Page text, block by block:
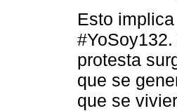
Esto
protesta
que se
que se